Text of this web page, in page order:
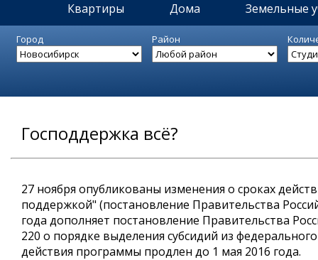
Квартиры Дома Земельные
Город Район
Господдержка всё?
27 ноября опубликованы изменения о сроках
поддержкой" (постановление Правительства
года дополняет постановление Правительства
220 о порядке выделения субсидий из
действия программы продлен до 1 мая 2016 года.